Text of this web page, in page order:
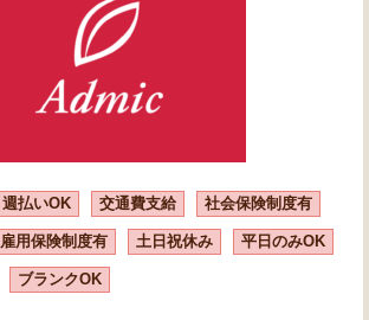
週払いOK 交通費支給 社会保険制度有
雇用保険制度有 土日祝休み 平日のみOK
ブランクOK